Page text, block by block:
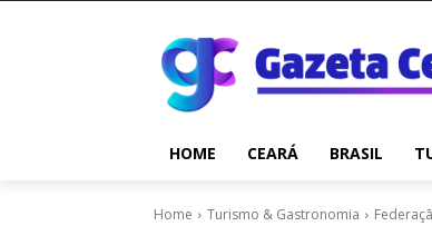
HOME CEARÁ BRASIL
Home Turismo & Gastronomia